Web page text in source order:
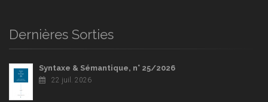
Dernières Sorties
Syntaxe & Sémantique, n° 25/2026
22 juil. 2026